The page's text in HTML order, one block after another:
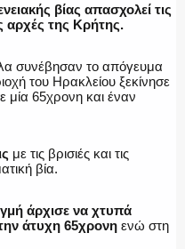
βίας απασχολεί τις
αρχές της Κρήτης.
συνέβησαν το απόγευμα
του Ηρακλείου ξεκίνησε
μία 65χρονη και έναν
με τις βρισιές και τις
βία.
άρχισε να χτυπά
άτυχη 65χρονη ενώ στη